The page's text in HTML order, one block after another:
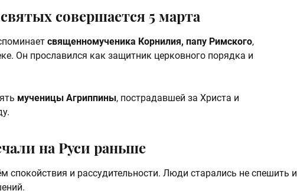
совершается 5 марта
священномученика Корнилия, папу Римского,
Он прославился как защитник церковного порядка и
мученицы Агриппины, пострадавшей за Христа и
на Руси раньше
спокойствия и рассудительности. Люди старались не спешить и